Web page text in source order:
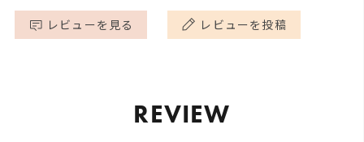
土っぽいスモーキーな草原のような香りが気持ちを
深く落ち着かせます。
香りで、精神を鎮めてくれます。
・原産地や生産年、バッチ
により香りの感じ方に違い
がある場合があります。
レビューを見る レビューを投稿
REVIEW